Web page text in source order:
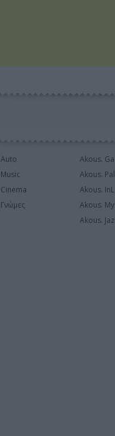
Auto
Music
Cinema
Γνώμες
Akous.
Akous.
Akous.
Akous.
Akous.